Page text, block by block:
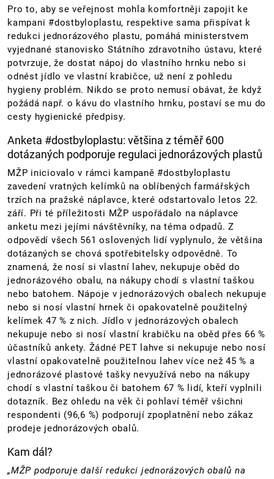
Pro to, aby se veřejnost mohla komfortněji zapojit ke
kampani #dostbyloplastu, respektive sama přispívat k
redukci jednorázového plastu, pomáhá ministerstvem
vyjednané stanovisko Státního zdravotního ústavu, které
potvrzuje, že dostat nápoj do vlastního hrnku nebo si
odnést jídlo ve vlastní krabičce, už není z pohledu
hygieny problém. Nikdo se proto nemusí obávat, že když
požádá např. o kávu do vlastního hrnku, postaví se mu do
cesty hygienické předpisy.
Anketa #dostbyloplastu: většina z téměř 600
dotázaných podporuje regulaci jednorázových plastů
MŽP iniciovalo v rámci kampaně #dostbyloplastu
zavedení vratných kelímků na oblíbených farmářských
trzích na pražské náplavce, které odstartovalo letos 22.
září. Při té příležitosti MŽP uspořádalo na náplavce
anketu mezi jejími návštěvníky, na téma odpadů. Z
odpovědí všech 561 oslovených lidí vyplynulo, že většina
dotázaných se chová spotřebitelsky odpovědně. To
znamená, že nosí si vlastní lahev, nekupuje oběd do
jednorázového obalu, na nákupy chodí s vlastní taškou
nebo batohem. Nápoje v jednorázových obalech nekupuje
nebo si nosí vlastní hrnek či opakovatelně použitelný
kelímek 47 % z nich. Jídlo v jednorázových obalech
nekupuje nebo si nosí vlastní krabičku na oběd přes 66 %
účastníků ankety. Žádné PET lahve si nekupuje nebo nosí
vlastní opakovatelně použitelnou lahev více než 45 % a
jednorázové plastové tašky nevyužívá nebo na nákupy
chodí s vlastní taškou či batohem 67 % lidí, kteří vyplnili
dotazník. Bez ohledu na věk či pohlaví téměř všichni
respondenti (96,6 %) podporují zpoplatnění nebo zákaz
prodeje jednorázových obalů.
Kam dál?
„MŽP podporuje další redukci jednorázových obalů na